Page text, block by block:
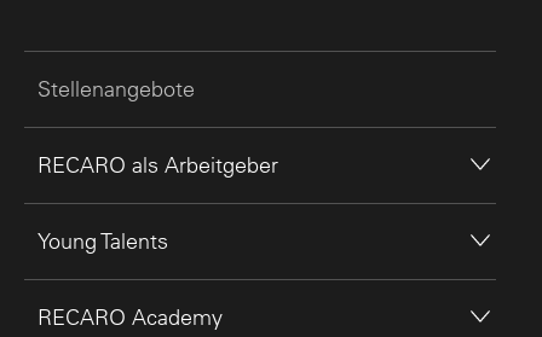
Stellenangebote
RECARO als Arbeitgeber
Young Talents
RECARO Academy